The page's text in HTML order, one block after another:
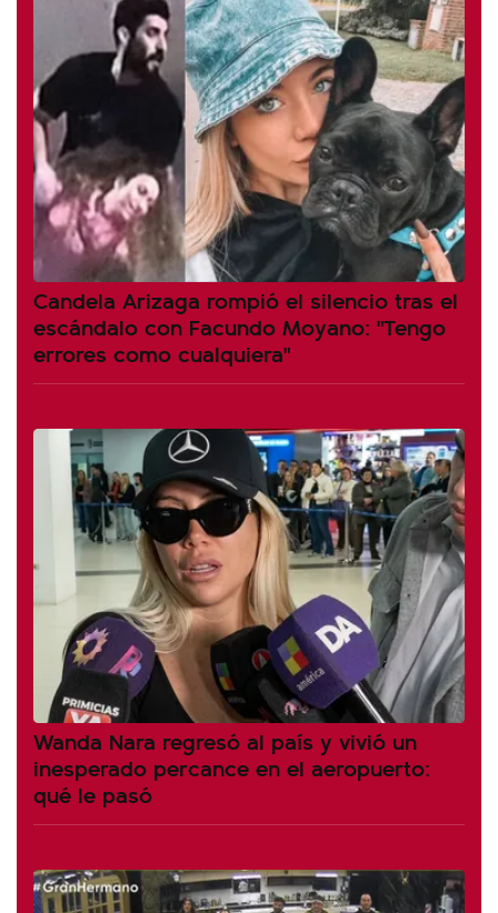
Candela Arizaga rompió el silencio tras el
escándalo con Facundo Moyano: "Tengo
errores como cualquiera"
Wanda Nara regresó al país y vivió un
inesperado percance en el aeropuerto:
qué le pasó